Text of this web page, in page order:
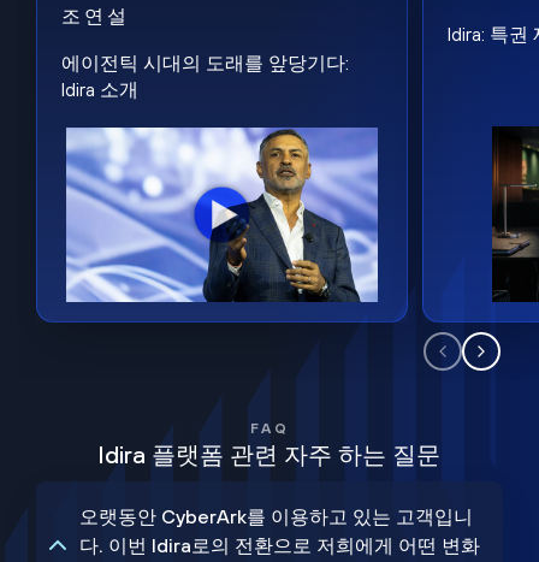
조연설
에이전틱 시대의 도래를 앞당기다:
Idira 소개
Idira: 특권
FAQ
Idira 플랫폼 관련 자주 하는 질문
오랫동안 CyberArk를 이용하고 있는 고객입니
다. 이번 Idira로의 전환으로 저희에게 어떤 변화